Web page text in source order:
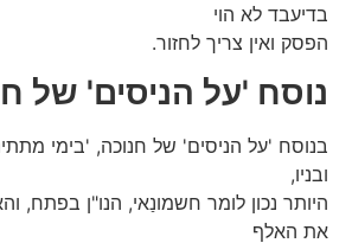
בדיעבד לא הוי
הפסק ואין צריך לחזור.
נוסח 'על הניסים' של
בנוסח 'על הניסים' של חנוכה, 'בימי
ובניו,
היותר נכון לומר חשמונַאי, הנו"ן בפתח,
את האלף